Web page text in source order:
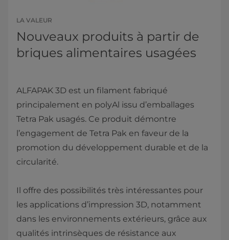
LA VALEUR
Nouveaux produits à partir de
briques alimentaires usagées
ALFAPAK 3D est un filament fabriqué
principalement en polyAl issu d’emballages
Tetra Pak usagés. Ce produit démontre
l’engagement de Tetra Pak en faveur de la
promotion du développement durable et de la
circularité.
Il offre des possibilités très intéressantes pour
les applications d’impression 3D, notamment
dans les environnements extérieurs, grâce aux
qualités intrinsèques de résistance aux